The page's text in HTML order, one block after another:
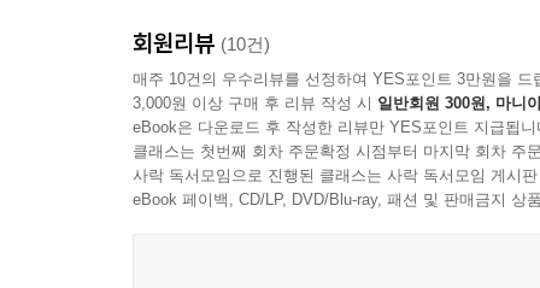
수 있습니다.
회원리뷰 (10건)
매주 10건의 우수리뷰를 선정하여 YES포인트 3만원을 드
3,000원 이상 구매 후 리뷰 작성 시 일반회원 300원, 마니
eBook은 다운로드 후 작성한 리뷰만 YES포인트 지급됩니
클래스는 첫번째 회차 주문확정 시점부터 마지막 회차 주
사락 독서모임으로 진행된 클래스는 사락 독서모임 게시
eBook 페이백, CD/LP, DVD/Blu-ray, 패션 및 판매금지 상